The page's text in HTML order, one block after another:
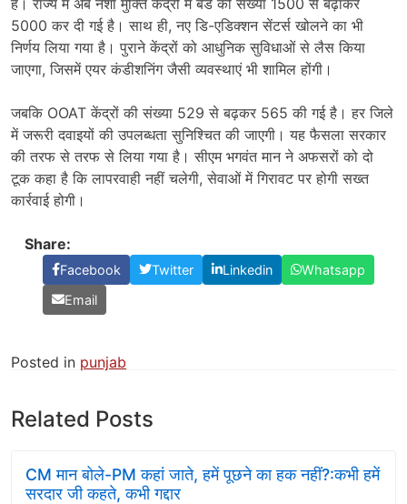
5000 कर दी गई है। साथ ही, नए डि-एडिक्शन सेंटर्स खोलने का भी
निर्णय लिया गया है। पुराने केंद्रों को आधुनिक सुविधाओं से लैस किया
जाएगा, जिसमें एयर कंडीशनिंग जैसी व्यवस्थाएं भी शामिल होंगी।
जबकि OOAT केंद्रों की संख्या 529 से बढ़कर 565 की गई है। हर जिले
में जरूरी दवाइयों की उपलब्धता सुनिश्चित की जाएगी। यह फैसला सरकार
की तरफ से तरफ से लिया गया है। सीएम भगवंत मान ने अफसरों को दो
टूक कहा है कि लापरवाही नहीं चलेगी, सेवाओं में गिरावट पर होगी सख्त
कार्रवाई होगी।
Share:
Facebook Twitter Linkedin
Whatsapp
Email
Posted in punjab
Related Posts
CM मान बोले-PM कहां जाते, हमें पूछने का हक नहीं?:कभी हमें
सरदार जी कहते, कभी गद्दार